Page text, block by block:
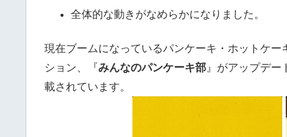
全体的な動きがなめらかになりました。
現在ブームになっているパンケーキ・ホットケ
ション、『みんなのパンケーキ部』がアップデー
載されています。